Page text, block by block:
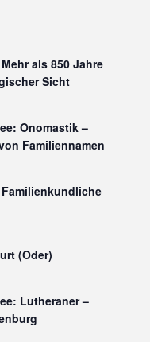
als 850 Jahre
Sicht
Onomastik –
Familiennamen
(Oder)
Lutheraner –